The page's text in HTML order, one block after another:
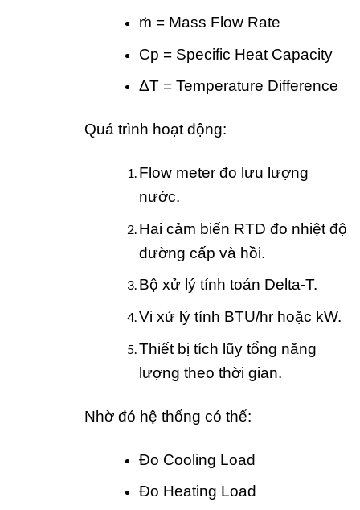
ṁ = Mass Flow Rate
Cp = Specific Heat Capacity
ΔT = Temperature Difference
Quá trình hoạt động:
Flow meter đo lưu lượng
nước.
Hai cảm biến RTD đo nhiệt độ
đường cấp và hồi.
Bộ xử lý tính toán Delta-T.
Vi xử lý tính BTU/hr hoặc kW.
Thiết bị tích lũy tổng năng
lượng theo thời gian.
Nhờ đó hệ thống có thể:
Đo Cooling Load
Đo Heating Load